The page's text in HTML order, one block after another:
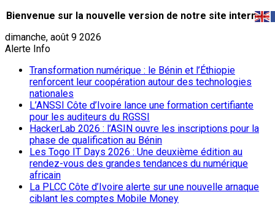
Bienvenue sur la nouvelle version de notre site internet.
dimanche, août 9 2026
Alerte Info
Transformation numérique : le Bénin et l’Éthiopie
renforcent leur coopération autour des technologies
nationales
L’ANSSI Côte d’Ivoire lance une formation certifiante
pour les auditeurs du RGSSI
HackerLab 2026 : l’ASIN ouvre les inscriptions pour la
phase de qualification au Bénin
Les Togo IT Days 2026 : Une deuxième édition au
rendez-vous des grandes tendances du numérique
africain
La PLCC Côte d’Ivoire alerte sur une nouvelle arnaque
ciblant les comptes Mobile Money